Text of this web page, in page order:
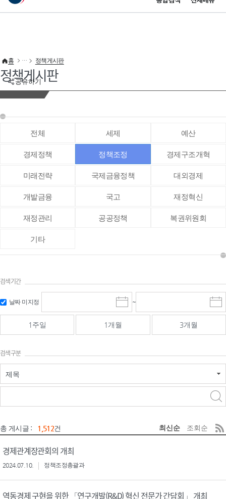
이 누리집은 대한민국 공식 전자정부 누리집입니다.
공유하기
홈 정책게시판
정책게시판
전체 세제 예산
경제정책 정책조정 경제구조개혁
미래전략 국제금융정책 대외경제
개발금융 국고 재정혁신
재정관리 공공정책 복권위원회
기타
검색기간
날짜 미지정
시
작
일
선
~
종
료
선
1주일 1개월 3개월
검색구분
제목
총 게시글 : 1,512건 최신순 조회순
경제관계장관회의 개최
2024.07.10. 정책조정총괄과
역동경제 구현을 위한 「연구개발(R&D) 혁신 전문가 간담회」 개최